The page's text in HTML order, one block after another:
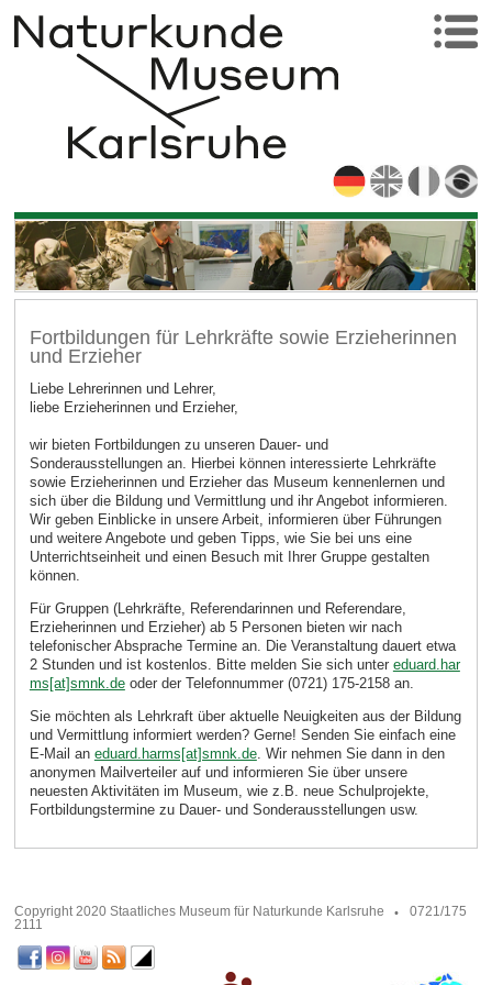
Fortbildungen für Lehrkräfte sowie Erzieherinnen
und Erzieher
Liebe Lehrerinnen und Lehrer,
liebe Erzieherinnen und Erzieher,
wir bieten Fortbildungen zu unseren Dauer- und
Sonderausstellungen an. Hierbei können interessierte Lehrkräfte
sowie Erzieherinnen und Erzieher das Museum kennenlernen und
sich über die Bildung und Vermittlung und ihr Angebot informieren.
Wir geben Einblicke in unsere Arbeit, informieren über Führungen
und weitere Angebote und geben Tipps, wie Sie bei uns eine
Unterrichtseinheit und einen Besuch mit Ihrer Gruppe gestalten
können.
Für Gruppen (Lehrkräfte, Referendarinnen und Referendare,
Erzieherinnen und Erzieher) ab 5 Personen bieten wir nach
telefonischer Absprache Termine an. Die Veranstaltung dauert etwa
2 Stunden und ist kostenlos. Bitte melden Sie sich unter eduard.har
ms[at]smnk.deoder der Telefonnummer (0721) 175-2158 an.
Sie möchten als Lehrkraft über aktuelle Neuigkeiten aus der Bildung
und Vermittlung informiert werden? Gerne! Senden Sie einfach eine
E-Mail an eduard.harms[at]smnk.de. Wir nehmen Sie dann in den
anonymen Mailverteiler auf und informieren Sie über unsere
neuesten Aktivitäten im Museum, wie z.B. neue Schulprojekte,
Fortbildungstermine zu Dauer- und Sonderausstellungen usw.
Copyright 2020 Staatliches Museum für Naturkunde Karlsruhe
0721/175
2111